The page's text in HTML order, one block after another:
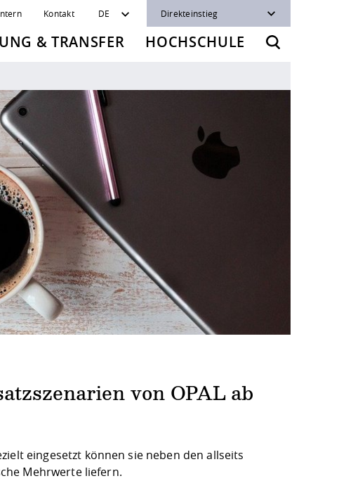
Kontakt DE Direkteinstieg
& TRANSFER HOCHSCHULE
von OPAL ab
eingesetzt können sie neben den allseits
Mehrwerte liefern.